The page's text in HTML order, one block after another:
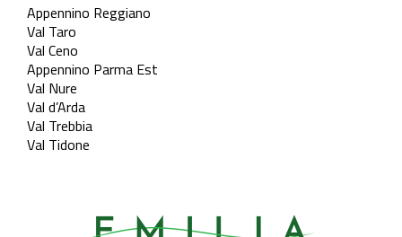
Appennino Reggiano
Val Taro
Val Ceno
Appennino Parma Est
Val Nure
Val d’Arda
Val Trebbia
Val Tidone